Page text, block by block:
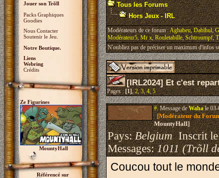
Jouer son Trõll
Packs Graphiques
Goodies
Nous Contacter
Soutenir le Jeu.
Notre Boutique.
Liens
Webring
Crédits
Ze Figurines
MountyHall
Référencé sur
Tous les Forums
Hors Jeux - IRL
Modérateurs de ce forum :Aghabeu,Dabihul,
Modérateur5,Mr x,Rouletabille,Schtroumpf,
N'oubliez pas de préciser un maximum d'infos
[IRL2024] Et c'est
Pages :[1],2,3,4,5
#.Message deWahale 03-
[Modérateur du
MountyHall]
Pays:BelgiumInscrit
Messages:1011 (Trõll
Coucou tout le